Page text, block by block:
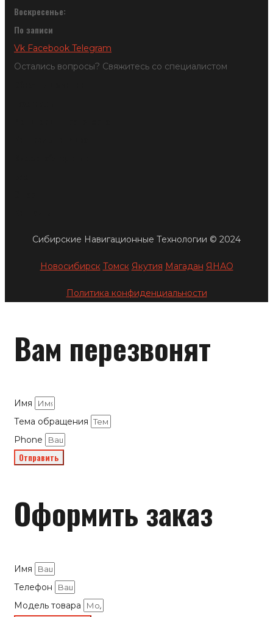
Воскресенье:
По записи
Vk Facebook Telegram
Остались вопросы? Свяжитесь со специалистом
Сибирские Навигационные Технологии © 2024
Новосибирск Томск Якутия Магадан ЯНАО
Политика конфиденциальности
Вам перезвонят
Имя
Тема обращения
Phone
Отправить
Оформить заказ
Имя
Телефон
Модель товара